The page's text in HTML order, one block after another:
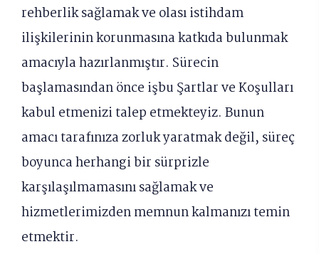
rehberlik sağlamak ve olası istihdam
ilişkilerinin korunmasına katkıda bulunmak
amacıyla hazırlanmıştır. Sürecin
başlamasından önce işbu Şartlar ve Koşulları
kabul etmenizi talep etmekteyiz. Bunun
amacı tarafınıza zorluk yaratmak değil, süreç
boyunca herhangi bir sürprizle
karşılaşılmamasını sağlamak ve
hizmetlerimizden memnun kalmanızı temin
etmektir.